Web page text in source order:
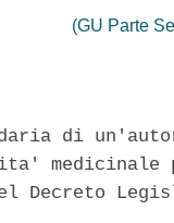
(GU Parte
di
medicinale
Decreto